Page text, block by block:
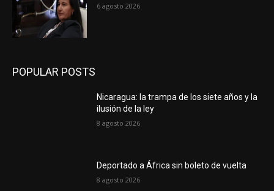
6 agosto 2026
POPULAR POSTS
Nicaragua: la trampa de los siete años y la
ilusión de la ley
8 agosto 2026
Deportado a África sin boleto de vuelta
8 agosto 2026